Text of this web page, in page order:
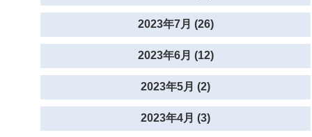
2023年7月 (26)
2023年6月 (12)
2023年5月 (2)
2023年4月 (3)